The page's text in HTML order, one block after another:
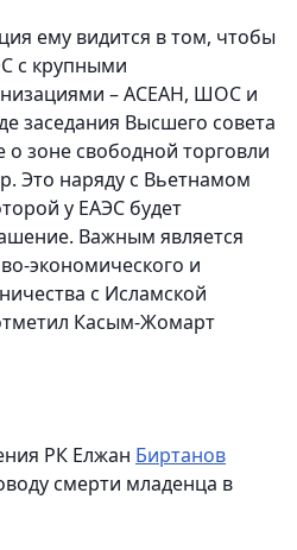
ему видится в том, чтобы
с крупными
– АСЕАН, ШОС и
заседания Высшего совета
зоне свободной торговли
Это наряду с Вьетнамом
у ЕАЭС будет
Важным является
экономического и
с Исламской
Касым-Жомарт
РК Елжан Биртанов
смерти младенца в